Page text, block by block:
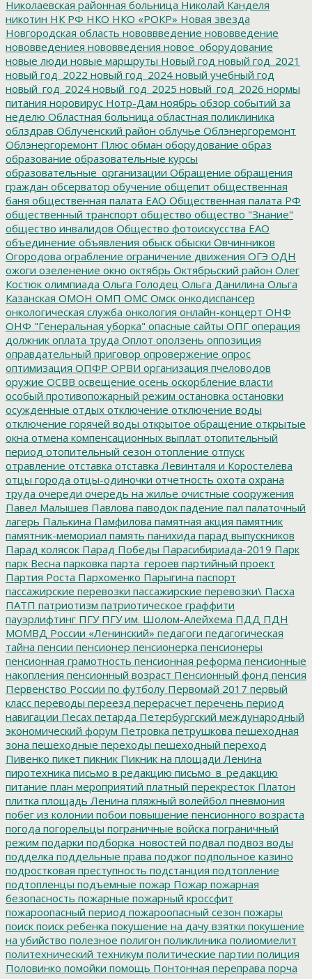
Николаевская районная больница Николай Канделя
никотин НК РФ НКО НКО «РОКР» Новая звезда
Новгородская область нововвведение нововведение
нововведениея нововведения новое_оборудование
новые люди новые маршруты Новый год новый год_2021
новый год_2022 новый год_2024 новый учебный год
новый_год_2024 новый_год_2025 новый_год_2026 нормы
питания норовирус Нотр-Дам ноябрь обзор событий за
неделю Областная больница областная поликлиника
облздрав Облученский район облучье Облэнергоремонт
Облэнергоремонт Плюс обман оборудование образ
образование образовательные курсы
образовательные_организации Обращение обращения
граждан обсерватор обучение общепит общественная
баня общественная палата ЕАО Общественная палата РФ
общественный транспорт общество общество "Знание"
общество инвалидов Общество фотоискусства ЕАО
объединение объявления обыск обыски Овчинников
Огородова ограбление ограничение движения ОГЭ ОДН
ожоги озеленение окно октябрь Октябрьский район Олег
Костюк олимпиада Ольга Голодец Ольга Данилина Ольга
Казанская ОМОН ОМП ОМС Омск онкодиспансер
онкологическая служба онкология онлайн-концерт ОНФ
ОНФ "Генеральная уборка" опасные сайты ОПГ операция
должник оплата труда Оплот оползень оппозиция
оправдательный приговор опровержение опрос
оптимизация ОПФР ОРВИ организация пчеловодов
оружие ОСВВ освещение осень оскорбление власти
особый противопожарный режим остановка остановки
осужденные отдых отключение отключение воды
отключение горячей воды открытое обращение открытые
окна отмена компенсационных выплат отопительный
период отопительный сезон отопление отпуск
отравление отставка отставка Левинталя и Коростелёва
отцы города отцы-одиночки отчетность охота охрана
труда очереди очередь на жилье очистные сооружения
Павел Малышев Павлова паводок падение пал палаточный
лагерь Палькина Памфилова памятная акция памятник
памятник-мемориал память панихида парад выпускников
Парад колясок Парад Победы Парасибириада-2019 Парк
парк Весна парковка парта_героев партийный проект
Партия Роста Пархоменко Парыгина паспорт
пассажирские перевозки пассажирские перевозки\ Пасха
ПАТП патриотизм патриотическое граффити
пауэрлифтинг ПГУПГУ им. Шолом-Алейхема ПДД ПДН
МОМВД России «Ленинский» педагоги педагогическая
тайна пенсии пенсионер пенсионерка пенсионеры
пенсионная грамотность пенсионная реформа пенсионные
накопления пенсионный возраст Пенсионный фонд пенсия
Первенство России по футболу Первомай 2017 первый
класс переводы переезд перерасчет перечень период
навигации Песах петарда Петербургский международный
экономический форум Петровка петрушкова пешеходная
зона пешеходные переходы пешеходный переход
Пивенко пикет пикник Пикник на площади Ленина
пиротехника письмо в редакцию письмо_в_редакцию
питание план мероприятий платный перекресток Платон
плитка площадь Ленина пляжный волейбол пневмония
побег из колонии побои повышение пенсионного возраста
погода погорельцы пограничные войска пограничный
режим подарки подборка_новостей подвал подвоз воды
подделка поддельные права поджог подпольное казино
подростковая преступность подстанция подтопление
подтопленцы подъемные пожар Пожар пожарная
безопасность пожарные пожарный кроссфит
пожароопасный период пожароопасный сезон пожары
поиск поиск ребенка покушение на дачу взятки покушение
на убийство полезное полигон поликлиника полиомиелит
политехнический техникум политические партии полиция
Половинко помойки помощь Понтонная переправа порча